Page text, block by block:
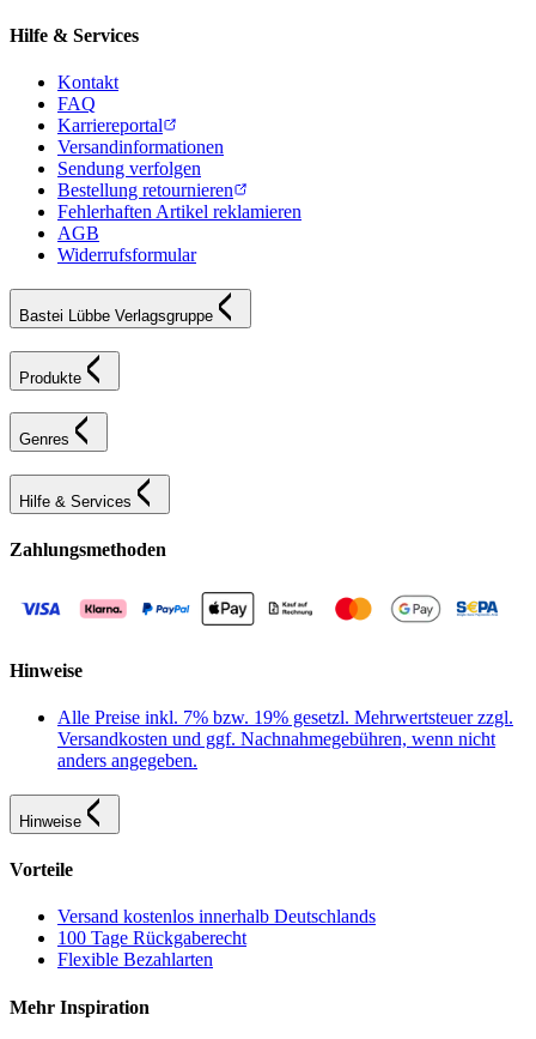
Hilfe & Services
Kontakt
FAQ
Karriereportal
Versandinformationen
Sendung verfolgen
Bestellung retournieren
Fehlerhaften Artikel reklamieren
AGB
Widerrufsformular
Bastei Lübbe Verlagsgruppe
Produkte
Genres
Hilfe & Services
Zahlungsmethoden
Hinweise
Alle Preise inkl. 7% bzw. 19% gesetzl. Mehrwertsteuer zzgl.
Versandkosten und ggf. Nachnahmegebühren, wenn nicht
anders angegeben.
Hinweise
Vorteile
Versand kostenlos innerhalb Deutschlands
100 Tage Rückgaberecht
Flexible Bezahlarten
Mehr Inspiration